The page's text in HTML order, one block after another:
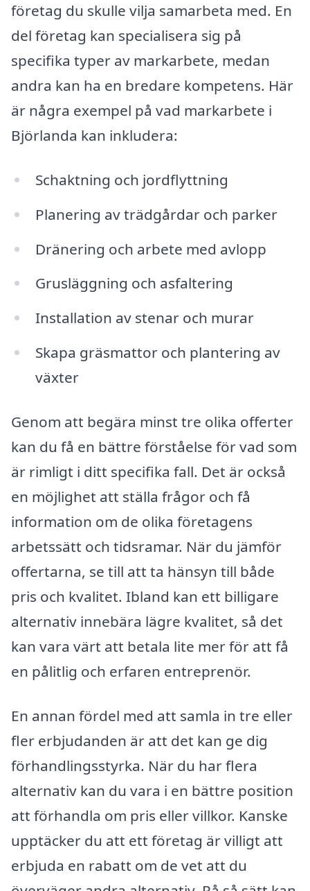
företag du skulle vilja samarbeta med. En
del företag kan specialisera sig på
specifika typer av markarbete, medan
andra kan ha en bredare kompetens. Här
är några exempel på vad markarbete i
Björlanda kan inkludera:
Schaktning och jordflyttning
Planering av trädgårdar och parker
Dränering och arbete med avlopp
Grusläggning och asfaltering
Installation av stenar och murar
Skapa gräsmattor och plantering av
växter
Genom att begära minst tre olika offerter
kan du få en bättre förståelse för vad som
är rimligt i ditt specifika fall. Det är också
en möjlighet att ställa frågor och få
information om de olika företagens
arbetssätt och tidsramar. När du jämför
offertarna, se till att ta hänsyn till både
pris och kvalitet. Ibland kan ett billigare
alternativ innebära lägre kvalitet, så det
kan vara värt att betala lite mer för att få
en pålitlig och erfaren entreprenör.
En annan fördel med att samla in tre eller
fler erbjudanden är att det kan ge dig
förhandlingsstyrka. När du har flera
alternativ kan du vara i en bättre position
att förhandla om pris eller villkor. Kanske
upptäcker du att ett företag är villigt att
erbjuda en rabatt om de vet att du